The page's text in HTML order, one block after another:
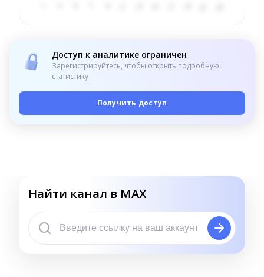
Доступ к аналитике ограничен
Зарегистрируйтесь, чтобы открыть подробную
статистику
Получить доступ
Найти канал в MAX